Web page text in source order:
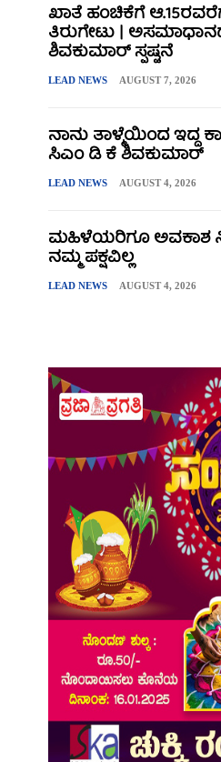
ಖಾತೆ ಹಂಚಿಕೆಗೆ
ತಿರುಗೇಟು |
ಶಿವಕುಮಾರ್ ಸ್ಪಷ್ಟನೆ
LEAD NEWS AUGUST 7, 2026
ನಾನು ತಾಳ್ಮೆಯಿಂದ ಇದ್ದ
ಸಿಎಂ ಡಿ ಕೆ ಶಿವಕುಮಾರ್
LEAD NEWS AUGUST 4, 2026
ಮಹಿಳೆಯರಿಗೂ ಅವಕಾಶ
ನಮ್ಮ ಪಕ್ಷವಿಲ್ಲ
LEAD NEWS AUGUST 4, 2026